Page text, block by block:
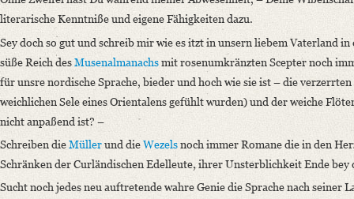
Provider: Dresden, Sächsische Landesbibliothek - Staats- und
OAI Id: DE-611-36905
Classification Number: Mscr.Dresd.e.90,XIX,Bd.22,Nr.3
Number of Pages: 4 S. auf Doppelbl., hs. m. U.
Format: 18,5 x 11,4 cm
Language
German
literarische Kenntniße und eigene Fähigkeiten dazu.
Sey doch so gut und schreib mir wie es itzt in unsern liebem Vaterland
süße Reich desMusenalmanachsmit rosenumkränzten Scepter noch
für unsre nordische Sprache, bieder und hoch wie sie ist – die
weichlichen Sele eines Orientalens gefühlt wurden) und der weiche
nicht anpaßend ist? –
Schreiben dieMüllerund dieWezelsnoch immer Romane die in den
Schränken der Curländischen Edelleute, ihrer Unsterblichkeit Ende bey
Sucht noch jedes neu auftretende wahre Genie die Sprache nach seiner